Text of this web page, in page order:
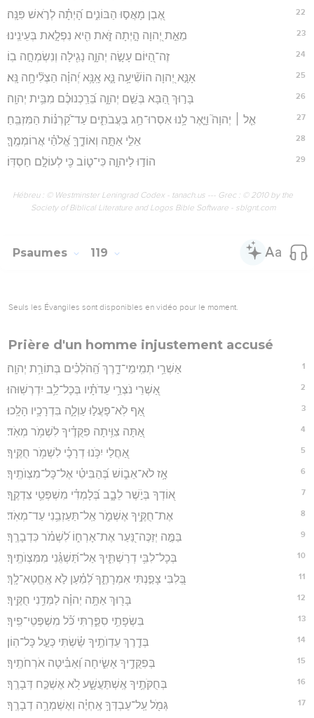
22 אֶ֭בֶן מָאֲס֣וּ הַבּוֹנִ֑ים הָ֝יְתָ֗ה לְרֹ֣אשׁ פִּנָּֽה׃
23 מֵאֵ֣ת יְ֭הוָה הָ֣יְתָה זֹּ֑את הִ֖יא נִפְלָ֣את בְּעֵינֵֽינוּ׃
24 זֶה־הַ֭יּוֹם עָשָׂ֣ה יְהוָ֑ה נָגִ֖ילָה וְנִשְׂמְחָ֣ה בֽוֹ׃
25 אָנָּ֣א יְ֭הוָה הוֹשִׁ֘יעָ֥ה נָּ֑א אָֽנָּ֥א יְ֝הוָ֗ה הַצְלִ֘יחָ֥ה נָּֽא׃
26 בָּר֣וּךְ הַ֭בָּא בְּשֵׁ֣ם יְהוָ֑ה בֵּ֝רַֽכְנוּכֶ֗ם מִבֵּ֥ית יְהוָֽה׃
27 אֵ֤ל ׀ יְהוָה֮ וַיָּ֪אֶר לָ֥נוּ אִסְרוּ־חַ֥ג בַּעֲבֹתִ֑ים עַד־קַ֝רְנ֗וֹת הַמִּזְבֵּֽחַ׃
28 אֵלִ֣י אַתָּ֣ה וְאוֹדֶ֑ךָּ אֱ֝לֹהַ֗י אֲרוֹמְמֶֽךָּ׃
29 הוֹד֣וּ לַיהוָ֣ה כִּי־ט֑וֹב כִּ֖י לְעוֹלָ֣ם חַסְדּֽוֹ׃
Hébreu : © Westminster Leningrad Codex - tanach.us --- Grec : © 2010 by the
Society of Biblical Literature and Logos Bible Software - sblgnt.com
Psaumes 119
Seuls les Évangiles sont disponibles en vidéo pour le moment.
Prière d'un homme injustement accusé
1 אַשְׁרֵ֥י תְמִֽימֵי־דָ֑רֶךְ הַֽ֝הֹלְכִ֗ים בְּתוֹרַ֥ת יְהוָֽה׃
2 אַ֭שְׁרֵי נֹצְרֵ֥י עֵדֹתָ֗יו בְּכָל־לֵ֥ב יִדְרְשֽׁוּהוּ׃
3 אַ֭ף לֹֽא־פָעֲל֣וּ עַוְלָ֑ה בִּדְרָכָ֥יו הָלָֽכוּ׃
4 אַ֭תָּה צִוִּ֥יתָה פִקֻּדֶ֗יךָ לִשְׁמֹ֥ר מְאֹֽד׃
5 אַ֭חֲלַי יִכֹּ֥נוּ דְרָכָ֗י לִשְׁמֹ֥ר חֻקֶּֽיךָ׃
6 אָ֥ז לֹא־אֵב֑וֹשׁ בְּ֝הַבִּיטִ֗י אֶל־כָּל־מִצְוֺתֶֽיךָ׃
7 א֭וֹדְךָ בְּיֹ֣שֶׁר לֵבָ֑ב בְּ֝לָמְדִ֗י מִשְׁפְּטֵ֥י צִדְקֶֽךָ׃
8 אֶת־חֻקֶּ֥יךָ אֶשְׁמֹ֑ר אַֽל־תַּעַזְבֵ֥נִי עַד־מְאֹֽד׃
9 בַּמֶּ֣ה יְזַכֶּה־נַּ֭עַר אֶת־אָרְח֑וֹ לִ֝שְׁמֹ֗ר כִּדְבָרֶֽךָ׃
10 בְּכָל־לִבִּ֥י דְרַשְׁתִּ֑יךָ אַל־תַּ֝שְׁגֵּ֗נִי מִמִּצְוֺתֶֽיךָ׃
11 בְּ֭לִבִּי צָפַ֣נְתִּי אִמְרָתֶ֑ךָ לְ֝מַ֗עַן לֹ֣א אֶֽחֱטָא־לָֽךְ׃
12 בָּר֖וּךְ אַתָּ֥ה יְהוָ֗ה לַמְּדֵ֥נִי חֻקֶּֽיךָ׃
13 בִּשְׂפָתַ֥י סִפַּ֑רְתִּי כֹּ֝֗ל מִשְׁפְּטֵי־פִֽיךָ׃
14 בְּדֶ֖רֶךְ עֵדְוֺתֶ֥יךָ שַׂ֗שְׂתִּי כְּעַ֣ל כָּל־הֽוֹן׃
15 בְּפִקֻּדֶ֥יךָ אָשִׂ֑יחָה וְ֝אַבִּ֗יטָה אֹרְחֹתֶֽיךָ׃
16 בְּחֻקֹּתֶ֥יךָ אֶֽשְׁתַּעֲשָׁ֑ע לֹ֭א אֶשְׁכַּ֣ח דְּבָרֶֽךָ׃
17 גְּמֹ֖ל עַֽל־עַבְדְּךָ֥ אֶֽחְיֶ֗ה וְאֶשְׁמְרָ֥ה דְבָרֶֽךָ׃